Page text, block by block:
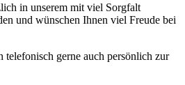
in unserem mit viel Sorgfalt
und wünschen Ihnen viel Freude bei
telefonisch gerne auch persönlich zur